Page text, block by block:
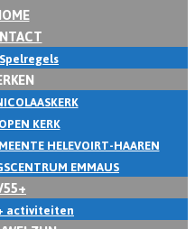
Spelregels
KERK
HELEVOIRT-HAAREN
EMMAUS
activiteiten